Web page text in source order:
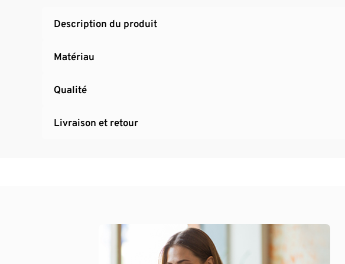
Description du produit
Matériau
Qualité
Livraison et retour